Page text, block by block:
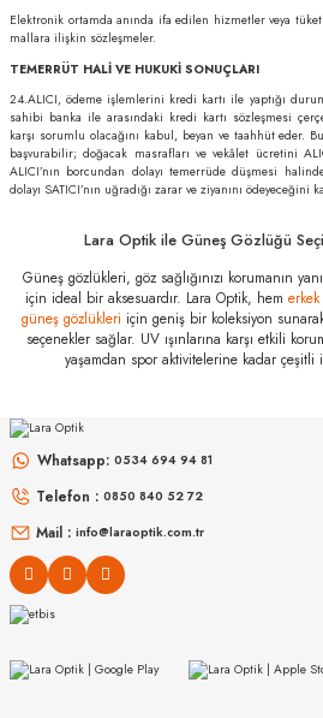
Elektronik ortamda anında ifa edilen hizmetler veya
mallara ilişkin sözleşmeler.
TEMERRÜT HALİ VE HUKUKİ SONUÇLARI
24.ALICI, ödeme işlemlerini kredi kartı ile yaptığı
sahibi banka ile arasındaki kredi kartı sözleşmesi
karşı sorumlu olacağını kabul, beyan ve taahhüt
başvurabilir; doğacak masrafları ve vekâlet ücretini
ALICI’nın borcundan dolayı temerrüde düşmesi
dolayı SATICI’nın uğradığı zarar ve ziyanını ödeyeceğini
Lara Optik ile Güneş Gözlüğü
Güneş gözlükleri, göz sağlığınızı korumanın
için ideal bir aksesuardır. Lara Optik, hem
güneş gözlükleri için geniş bir koleksiyon
seçenekler sağlar. UV ışınlarına karşı etkili
yaşamdan spor aktivitelerine kadar çeşitli
Whatsapp: 0534 694 94 81
Telefon : 0850 840 52 72
Mail : info@laraoptik.com.tr